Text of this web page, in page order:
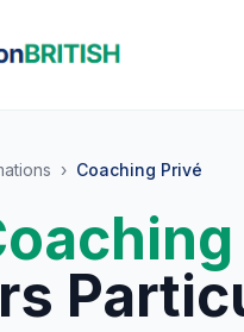
› Coaching Privé